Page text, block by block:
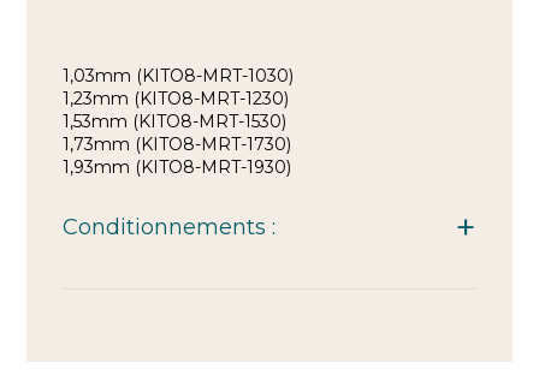
1,03mm (KITO8-MRT-1030)
1,23mm (KITO8-MRT-1230)
1,53mm (KITO8-MRT-1530)
1,73mm (KITO8-MRT-1730)
1,93mm (KITO8-MRT-1930)
Conditionnements :